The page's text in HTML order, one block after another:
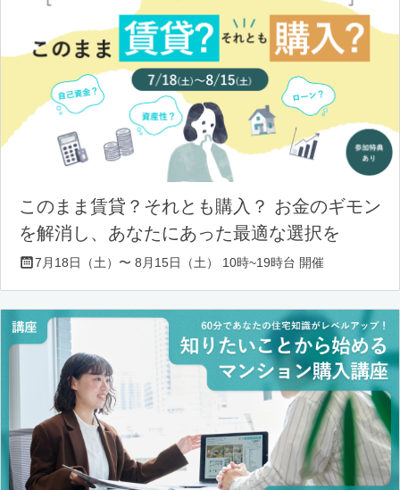
このまま賃貸？それとも購入？ お金のギモン
を解消し、あなたにあった最適な選択を
7月18日（土）〜 8月15日（土） 10時~19時台 開催